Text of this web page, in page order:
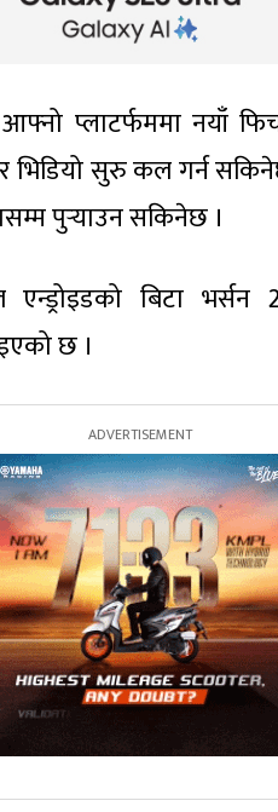
प्लाटर्फममा नयाँ
भिडियो सुरु कल गर्न
पुर्‍याउन सकिनेछ ।
बिटा भर्सन
छ ।